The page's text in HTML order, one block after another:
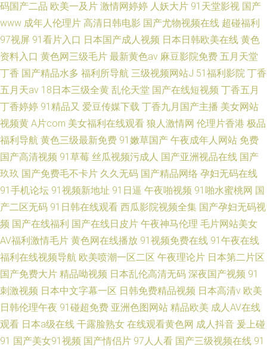
码国产二品 欧美一及片 激情网婷婷 人妖大片 91天堂影视 国产
www 成年人伦理片 高清日韩电影 国产尤物视频在线 超碰福利
97视屏 91看片入口 日本国产成人视频 日本日韩欧美在线 黄色
资料入口 黄色网三级毛片 最新黄色av 麻豆影院免费 五月天堂
丁香 国产精品水多 福利所导航 三级视频网站J 51福利影院 丁香
五月天av 18日本三级全黄 乱伦天堂 国产在线短视频 丁香五月
丁香婷婷 91精品又 爱豆传媒下载 丁香九月国产主播 美女网站
视频黄 A片com 美女福利在线观看 狼人激情网 伦理片香港 极品
福利导航 黄色三级最新免费 91嫩草国产 午夜成年人网站 免费
国产高清视频 91草莓 丝瓜视频污成人 国产亚洲视品在线 国产
玖玖 国产免费毛不卡片 久久无码 国产精品网络 孕妇无码在线
91手机论坛 91视频新地址 91日逼 午夜啪视频 91啪水蜜桃网 国
产二区无码 91日韩在线观看 西瓜影院视频全集 国产孕妇无码视
频 国产在线福利 国产在线日皮片 午夜神马伦理 毛片网站美女
AV福利激情毛片 黄色网在线播放 91视频免费在线 91午夜在线
福利在线视频导航 欧美喷潮一区二区 午夜理论片 日本第二片区
国产免费大片 精品呦视频 日本乱伦高清无码 深夜国产视频 91
刺激视频 日本中文字幕一区 日韩免费精品视频 日本高清v 欧美
日韩伦理午夜 91碰超免费 亚洲色图网站 精品欧美 成人AV在线
观看 日本a级在线 干露脸熟女 在线观看黄色网 成人抖音 爰上碰
91 国产美女91视频 国产情侣片 97人人看 国产三级视频在线 91